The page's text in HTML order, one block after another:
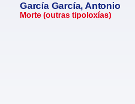
García García, Antonio
Morte (outras tipoloxías)